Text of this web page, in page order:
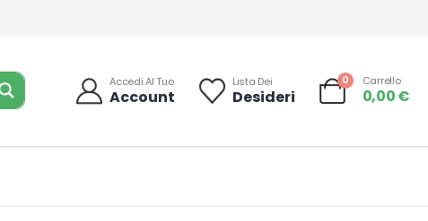
Accedi Al Tuo
Account
Lista Dei
Desideri
0 Carrello
0,00€